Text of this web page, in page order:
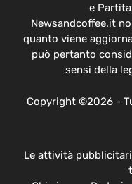
e Partita
Newsandcoffee.it
quanto viene
può pertanto
sensi della
Copyright ©2026 -
Le attività